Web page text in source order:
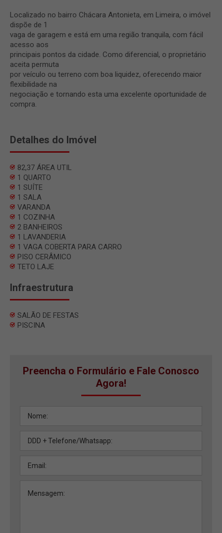
Localizado no bairro Chácara Antonieta, em Limeira, o imóvel
dispõe de 1
vaga de garagem e está em uma região tranquila, com fácil
acesso aos
principais pontos da cidade. Como diferencial, o proprietário
aceita permuta
por veículo ou terreno com boa liquidez, oferecendo maior
flexibilidade na
negociação e tornando esta uma excelente oportunidade de
compra.
Detalhes do Imóvel
82,37 ÁREA UTIL
1 QUARTO
1 SUÍTE
1 SALA
VARANDA
1 COZINHA
2 BANHEIROS
1 LAVANDERIA
1 VAGA COBERTA PARA CARRO
PISO CERÂMICO
TETO LAJE
Infraestrutura
SALÃO DE FESTAS
PISCINA
Preencha o Formulário e Fale Conosco
Agora!